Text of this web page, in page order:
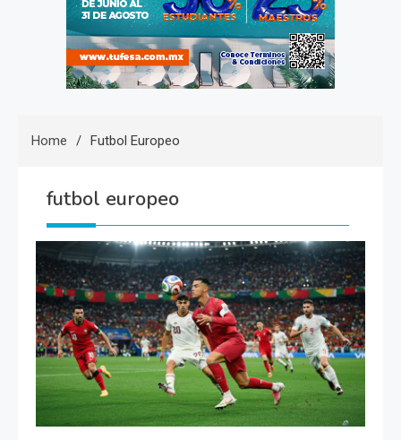
Home Futbol Europeo
futbol europeo